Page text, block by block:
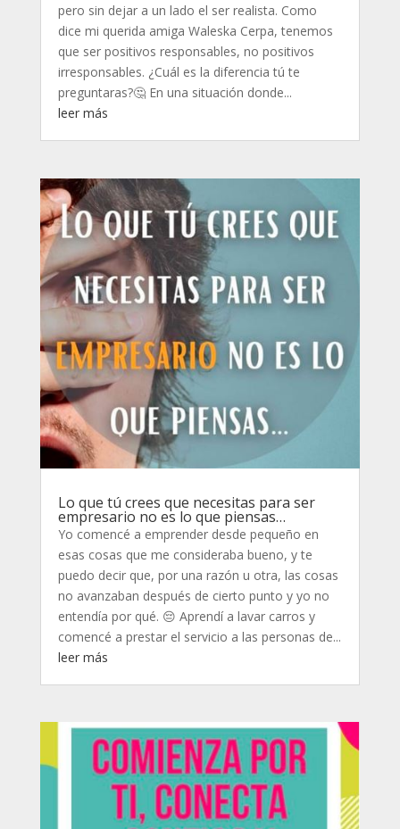
pero sin dejar a un lado el ser realista. Como
dice mi querida amiga Waleska Cerpa, tenemos
que ser positivos responsables, no positivos
irresponsables. ¿Cuál es la diferencia tú te
preguntaras?🤔 En una situación donde...
leer más
Lo que tú crees que necesitas para ser
empresario no es lo que piensas…
Yo comencé a emprender desde pequeño en
esas cosas que me consideraba bueno, y te
puedo decir que, por una razón u otra, las cosas
no avanzaban después de cierto punto y yo no
entendía por qué. 😔 Aprendí a lavar carros y
comencé a prestar el servicio a las personas de...
leer más